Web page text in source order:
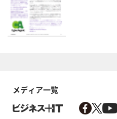
メディア一覧